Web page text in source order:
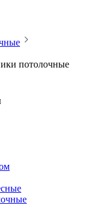
потолочные